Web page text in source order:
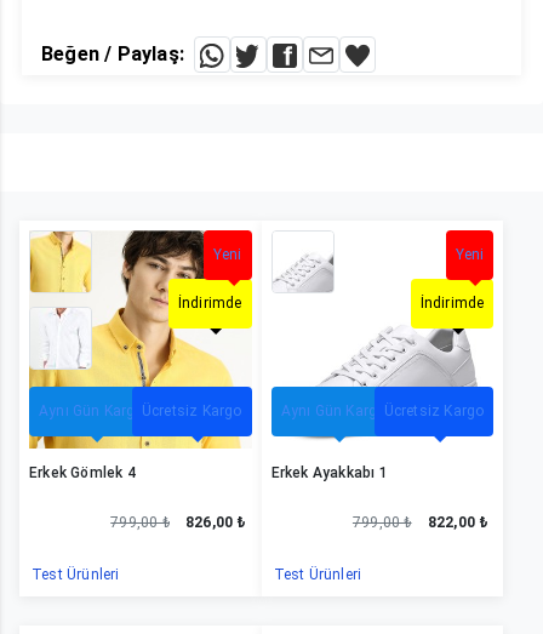
Beğen / Paylaş:
Erkek Gömlek 41
İndirimde
Yeni
Aynı Gün KargoÜcretsiz Kargo
Erkek Gömlek 4
799,00 ₺ 826,00 ₺
Test Ürünleri
Erkek Ayakkabı 12
İndirimde
Yeni
Aynı Gün KargoÜcretsiz Kargo
Erkek Ayakkabı 1
799,00 ₺ 822,00 ₺
Test Ürünleri